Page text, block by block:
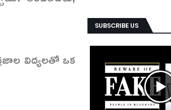
విద్యలతో ఒక
SUBSCRIBE US